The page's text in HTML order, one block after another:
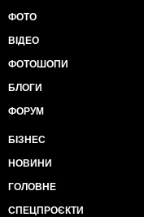
ФОТО
ВІДЕО
ФОТОШОПИ
БЛОГИ
ФОРУМ
БІЗНЕС
НОВИНИ
ГОЛОВНЕ
СПЕЦПРОЄКТИ